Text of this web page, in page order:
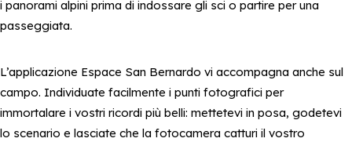
i panorami alpini prima di indossare gli sci o partire per una
passeggiata.
L’applicazione Espace San Bernardo vi accompagna anche sul
campo. Individuate facilmente i punti fotografici per
immortalare i vostri ricordi più belli: mettetevi in posa, godetevi
lo scenario e lasciate che la fotocamera catturi il vostro